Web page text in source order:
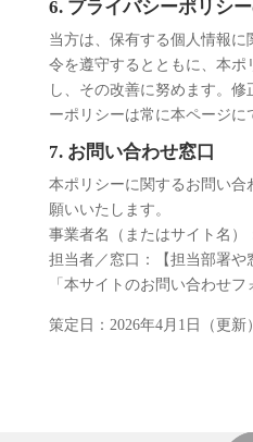
6. プライバシーポリシ
当方は、保有する個人情報
令を遵守するとともに、本ポ
し、その改善に努めます。
ーポリシーは常に本ページに
7. お問い合わせ窓口
本ポリシーに関するお問い合
願いいたします。
事業者名（またはサイト名）
担当者／窓口：【担当部署や
「本サイトのお問い合わせ
策定日：2026年4月1日（更新）